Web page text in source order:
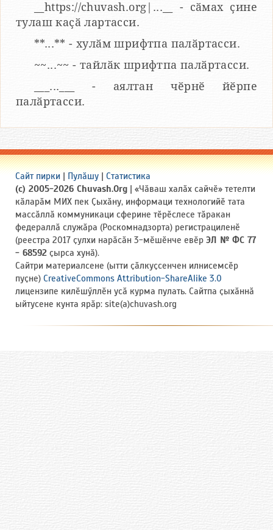
__https://chuvash.org|...__ - сӑмах ҫине
тулаш каҫӑ лартасси.
**...** - хулӑм шрифтпа палӑртасси.
~~...~~ - тайлӑк шрифтпа палӑртасси.
___...___ - аялтан чӗрнӗ йӗрпе
палӑртасси.
Сайт пирки | Пулӑшу | Статистика
(c) 2005-2026 Chuvash.Org | «Чӑваш халӑх сайчӗ» тетелти
кӑларӑм МИХ пек Ҫыхӑну, информаци технологийӗ тата
массӑллӑ коммуникаци сферине тӗрӗслесе тӑракан
федераллӑ служӑра (Роскомнадзорта) регистрациленӗ
(реестра 2017 ҫулхи нарӑсӑн 3-мӗшӗнче евӗр ЭЛ № ФС 77
- 68592 ҫырса хунӑ).
Сайтри материалсене (ытти ҫӑлкуҫсенчен илнисемсӗр
пуҫне) CreativeCommons Attribution-ShareAlike 3.0
лицензипе килӗшӳллӗн усӑ курма пулать. Сайтпа ҫыхӑннӑ
ыйтусене кунта ярӑр: site(a)chuvash.org